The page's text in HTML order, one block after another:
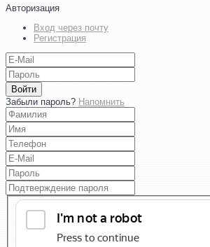
Авторизация
Вход через почту
Регистрация
Войти
Забыли пароль? Напомнить